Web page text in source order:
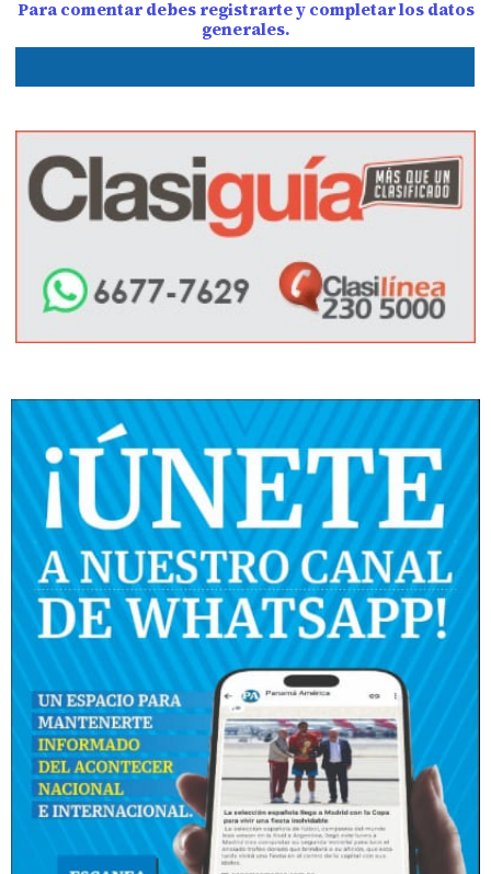
Para comentar debes registrarte y completar los datos
generales.